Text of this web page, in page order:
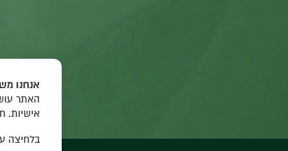
אנחנו
האתר
אישיות.
בלחיצה